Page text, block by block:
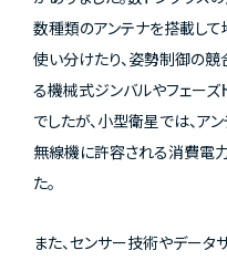
数種類のアンテナを搭載し
使い分けたり、姿勢制御の
る機械式ジンバルやフェー
でしたが、小型衛星では、ア
無線機に許容される消費電
た。
また、センサー技術やデー